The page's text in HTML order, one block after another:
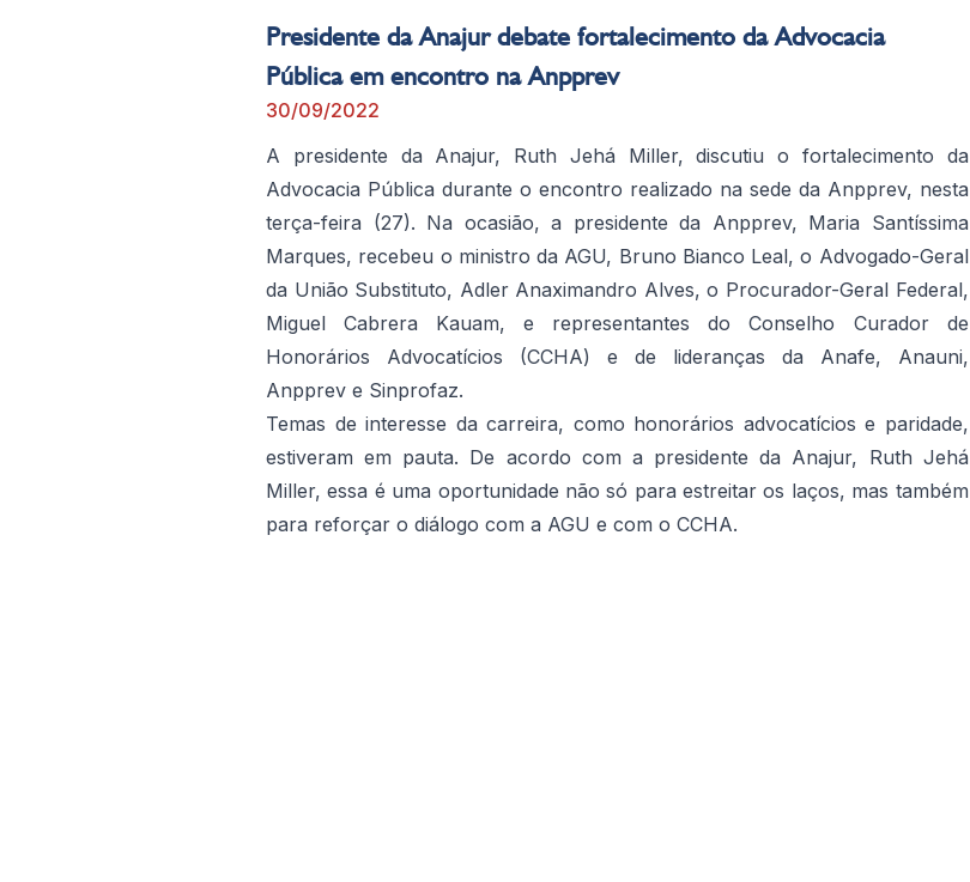
Presidente da Anajur debate fortalecimento da Advocacia
Pública em encontro na Anpprev
30/09/2022
A presidente da Anajur, Ruth Jehá Miller, discutiu o fortalecimento da
Advocacia Pública durante o encontro realizado na sede da Anpprev, nesta
terça-feira (27). Na ocasião, a presidente da Anpprev, Maria Santíssima
Marques, recebeu o ministro da AGU, Bruno Bianco Leal, o Advogado-Geral
da União Substituto, Adler Anaximandro Alves, o Procurador-Geral Federal,
Miguel Cabrera Kauam, e representantes do Conselho Curador de
Honorários Advocatícios (CCHA) e de lideranças da Anafe, Anauni,
Anpprev e Sinprofaz.
Temas de interesse da carreira, como honorários advocatícios e paridade,
estiveram em pauta. De acordo com a presidente da Anajur, Ruth Jehá
Miller, essa é uma oportunidade não só para estreitar os laços, mas também
para reforçar o diálogo com a AGU e com o CCHA.